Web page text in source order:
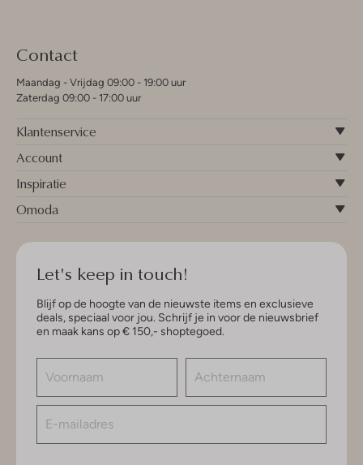
Contact
Maandag - Vrijdag 09:00 - 19:00 uur
Zaterdag 09:00 - 17:00 uur
Klantenservice
Account
Inspiratie
Omoda
Let's keep in touch!
Blijf op de hoogte van de nieuwste items en exclusieve
deals, speciaal voor jou. Schrijf je in voor de nieuwsbrief
en maak kans op € 150,- shoptegoed.